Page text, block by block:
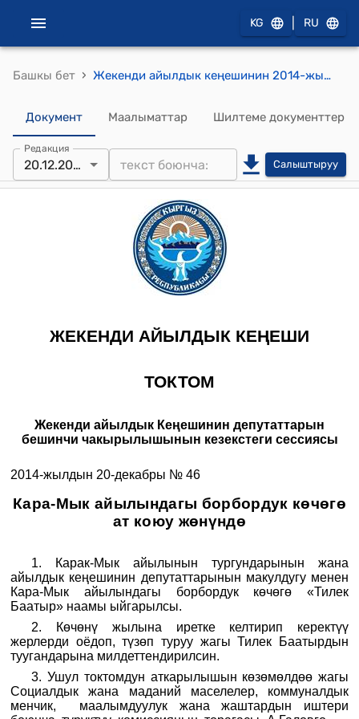
KG RU
Башкы бет › Жекенди айылдык кеңешинин 2014-жылдын 20-декабрындагы № 46 "Кара-Мык айылындагы борбордук көчөгө ат коюу жөнүндө" токтому
Документ Маалыматтар Шилтеме документтер
Редакция
20.12.2014 Салыштыруу